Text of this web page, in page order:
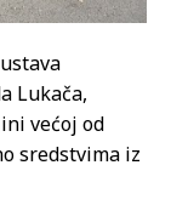
Lukača,
većoj od
sredstvima iz